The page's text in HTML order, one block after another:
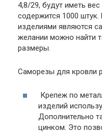
4,8/29, будут иметь
содержится 1000
изделиями являются
желании можно найти
размеры.
Саморезы для кровли
Крепеж по
изделий
Дополнительно
цинком. Это